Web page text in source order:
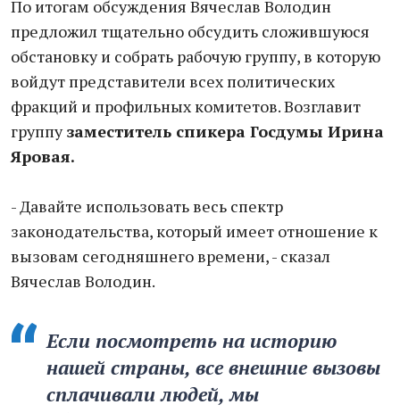
По итогам обсуждения Вячеслав Володин
предложил тщательно обсудить сложившуюся
обстановку и собрать рабочую группу, в которую
войдут представители всех политических
фракций и профильных комитетов. Возглавит
группузаместитель спикера Госдумы Ирина
Яровая.
- Давайте использовать весь спектр
законодательства, который имеет отношение к
вызовам сегодняшнего времени, - сказал
Вячеслав Володин.
Если посмотреть на историю
нашей страны, все внешние вызовы
сплачивали людей, мы